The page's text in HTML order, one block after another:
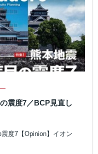
震度7／BCP見直し
度7【Opinion】イオン